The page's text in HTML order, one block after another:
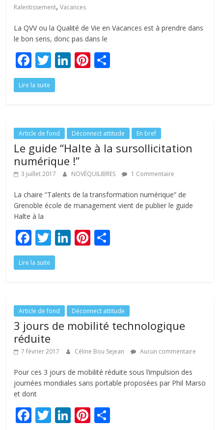
Ralentissement,Vacances
La QVV ou la Qualité de Vie en Vacances est à prendre dans
le bon sens, donc pas dans le
F
ac
e
o
o
k
T
w
itt
Li
dI
n
Pi
st er
Lire la suite
Article de fond Déconnect attitude En bref
Le guide “Halte à la sursollicitation
numérique !”
3 juillet 2017 NOVÉQUILIBRES 1 Commentaire
La chaire “Talents de la transformation numérique” de
Grenoble école de management vient de publier le guide
Halte à la
F
ac
e
o
o
k
T
w
itt
Li
dI
n
Pi
st er
Lire la suite
Article de fond Déconnect attitude
3 jours de mobilité technologique
réduite
7 février 2017 Céline Bou Sejean Aucun commentaire
Pour ces 3 jours de mobilité réduite sous l’impulsion des
journées mondiales sans portable proposées par Phil Marso
et dont
F T Li Pi